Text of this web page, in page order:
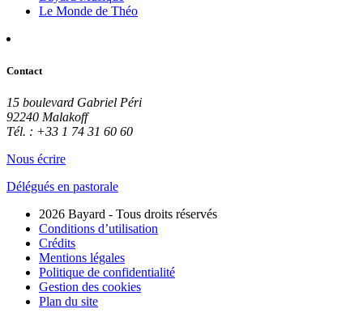
Le Monde de Théo
Contact
15 boulevard Gabriel Péri
92240 Malakoff
Tél. : +33 1 74 31 60 60
Nous écrire
Délégués en pastorale
2026 Bayard - Tous droits réservés
Conditions d’utilisation
Crédits
Mentions légales
Politique de confidentialité
Gestion des cookies
Plan du site